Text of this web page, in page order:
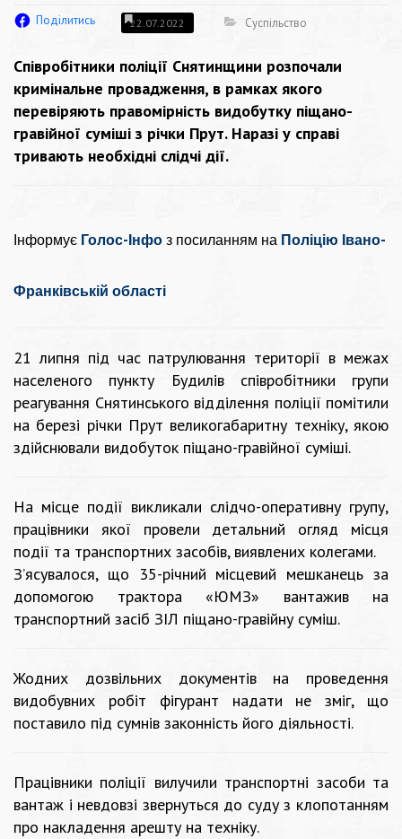
Поділитись 22.07.2022 Суспільство
Співробітники поліції Снятинщини розпочали
кримінальне провадження, в рамках якого
перевіряють правомірність видобутку піщано-
гравійної суміші з річки Прут. Наразі у справі
тривають необхідні слідчі дії.
Інформує Голос-Інфо з посиланням на Поліцію Івано-
Франківській області
21 липня під час патрулювання території в межах
населеного пункту Будилів співробітники групи
реагування Снятинського відділення поліції помітили
на березі річки Прут великогабаритну техніку, якою
здійснювали видобуток піщано-гравійної суміші.
На місце події викликали слідчо-оперативну групу,
працівники якої провели детальний огляд місця
події та транспортних засобів, виявлених колегами.
З’ясувалося, що 35-річний місцевий мешканець за
допомогою трактора «ЮМЗ» вантажив на
транспортний засіб ЗІЛ піщано-гравійну суміш.
Жодних дозвільних документів на проведення
видобувних робіт фігурант надати не зміг, що
поставило під сумнів законність його діяльності.
Працівники поліції вилучили транспортні засоби та
вантаж і невдовзі звернуться до суду з клопотанням
про накладення арешту на техніку.